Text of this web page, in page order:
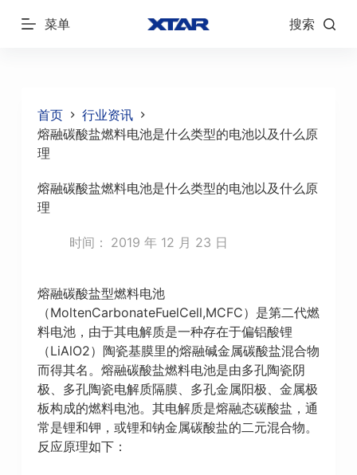
跳
菜单 搜索
首页
行业资讯
熔融碳酸盐燃料电池是什么类型的电池以及什么原
理
熔融碳酸盐燃料电池是什么类型的电池以及什么原
理
时间： 2019 年 12 月 23 日
熔融碳酸盐型燃料电池
（MoltenCarbonateFuelCell,MCFC）是第二代燃
料电池，由于其电解质是一种存在于偏铝酸锂
（LiAlO2）陶瓷基膜里的熔融碱金属碳酸盐混合物
而得其名。熔融碳酸盐燃料电池是由多孔陶瓷阴
极、多孔陶瓷电解质隔膜、多孔金属阳极、金属极
板构成的燃料电池。其电解质是熔融态碳酸盐，通
常是锂和钾，或锂和钠金属碳酸盐的二元混合物。
反应原理如下：